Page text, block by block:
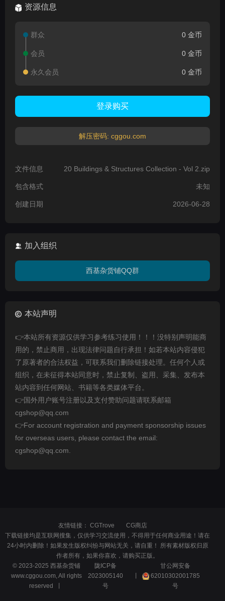
资源信息
群众 0 金币
会员 0 金币
永久会员 0 金币
登录购买
解压密码: cggou.com
文件信息 20 Buildings & Structures Collection - Vol 2.zip
包含格式 未知
创建日期 2026-06-28
加入组织
西基杂货铺QQ群
本站声明
👉本站所有资源仅供学习参考练习使用！！！没特别声明能商
用的，禁止商用，出现法律问题自行承担！如若本站内容侵犯
了原著者的合法权益，可联系我们删除链接处理。任何个人或
组织，在未征得本站同意时，禁止复制、盗用、采集、发布本
站内容到任何网站、书籍等各类媒体平台。
👉国外用户账号注册以及支付赞助问题请联系邮箱
cgshop@qq.com
👉For account registration and payment sponsorship issues
for overseas users, please contact the email:
cgshop@qq.com.
友情链接： CGTrove
CG商店
下载链接均是互联网搜集，仅供学习交流使用，不得用于任何商业用途！请在
24小时内删除！如果发生版权纠纷与网站无关，请自重！ 所有素材版权归原
作者所有，如果你喜欢，请购买正版。
© 2023-2025 西基杂货铺
www.cggou.com, All rights
reserved 丨
陇ICP备
2023005140
号
甘公网安备
62010302001785
号